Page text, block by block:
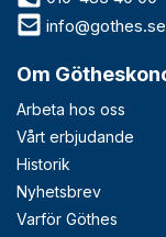
info@gothes.se
Om
Arbeta hos oss
Vårt erbjudande
Historik
Nyhetsbrev
Varför Göthes